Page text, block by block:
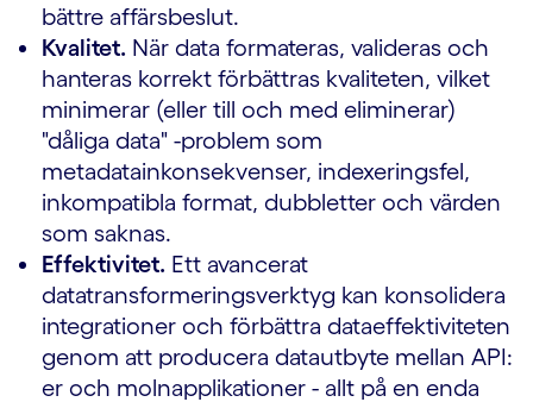
bättre affärsbeslut.
Kvalitet. När data formateras, valideras och
hanteras korrekt förbättras kvaliteten, vilket
minimerar (eller till och med eliminerar)
"dåliga data" -problem som
metadatainkonsekvenser, indexeringsfel,
inkompatibla format, dubbletter och värden
som saknas.
Effektivitet. Ett avancerat
datatransformeringsverktyg kan konsolidera
integrationer och förbättra dataeffektiviteten
genom att producera datautbyte mellan API:
er och molnapplikationer - allt på en enda